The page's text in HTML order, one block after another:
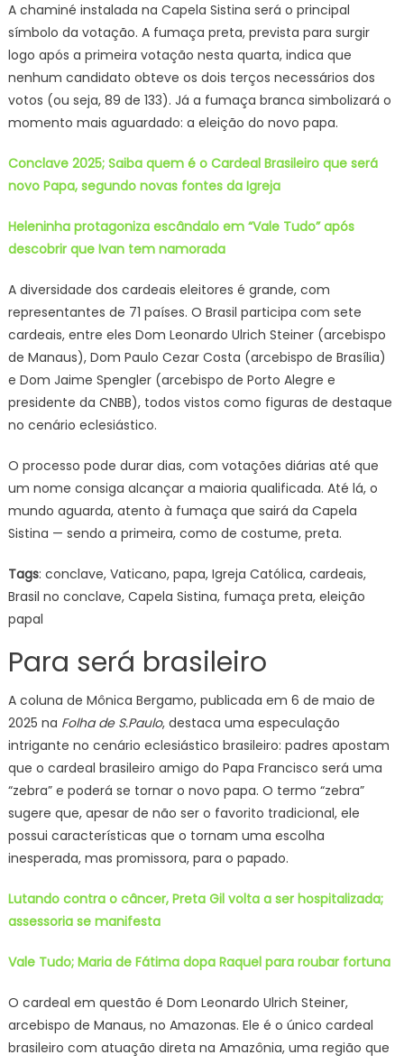
A chaminé instalada na Capela Sistina será o principal
símbolo da votação. A fumaça preta, prevista para surgir
logo após a primeira votação nesta quarta, indica que
nenhum candidato obteve os dois terços necessários dos
votos (ou seja, 89 de 133). Já a fumaça branca simbolizará o
momento mais aguardado: a eleição do novo papa.
Conclave 2025; Saiba quem é o Cardeal Brasileiro que será
novo Papa, segundo novas fontes da Igreja
Heleninha protagoniza escândalo em “Vale Tudo” após
descobrir que Ivan tem namorada
A diversidade dos cardeais eleitores é grande, com
representantes de 71 países. O Brasil participa com sete
cardeais, entre eles Dom Leonardo Ulrich Steiner (arcebispo
de Manaus), Dom Paulo Cezar Costa (arcebispo de Brasília)
e Dom Jaime Spengler (arcebispo de Porto Alegre e
presidente da CNBB), todos vistos como figuras de destaque
no cenário eclesiástico.
O processo pode durar dias, com votações diárias até que
um nome consiga alcançar a maioria qualificada. Até lá, o
mundo aguarda, atento à fumaça que sairá da Capela
Sistina — sendo a primeira, como de costume, preta.
Tags: conclave, Vaticano, papa, Igreja Católica, cardeais,
Brasil no conclave, Capela Sistina, fumaça preta, eleição
papal
Para será brasileiro
A coluna de Mônica Bergamo, publicada em 6 de maio de
2025 na Folha de S.Paulo, destaca uma especulação
intrigante no cenário eclesiástico brasileiro: padres apostam
que o cardeal brasileiro amigo do Papa Francisco será uma
“zebra” e poderá se tornar o novo papa. O termo “zebra”
sugere que, apesar de não ser o favorito tradicional, ele
possui características que o tornam uma escolha
inesperada, mas promissora, para o papado.
Lutando contra o câncer, Preta Gil volta a ser hospitalizada;
assessoria se manifesta
Vale Tudo; Maria de Fátima dopa Raquel para roubar fortuna
O cardeal em questão é Dom Leonardo Ulrich Steiner,
arcebispo de Manaus, no Amazonas. Ele é o único cardeal
brasileiro com atuação direta na Amazônia, uma região que